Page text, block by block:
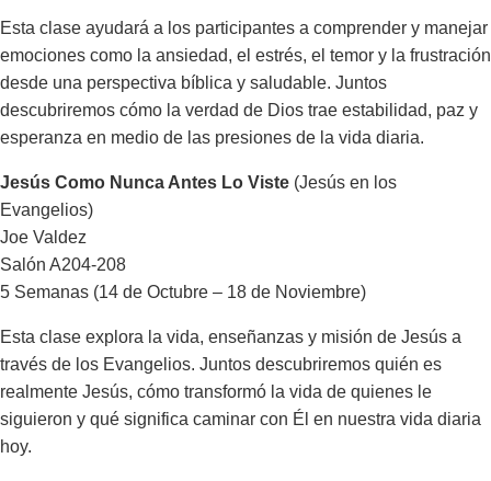
Esta clase ayudará a los participantes a comprender y manejar
emociones como la ansiedad, el estrés, el temor y la frustración
desde una perspectiva bíblica y saludable. Juntos
descubriremos cómo la verdad de Dios trae estabilidad, paz y
esperanza en medio de las presiones de la vida diaria.
Jesús Como Nunca Antes Lo Viste (Jesús en los
Evangelios)
Joe Valdez
Salón A204-208
5 Semanas (14 de Octubre – 18 de Noviembre)
Esta clase explora la vida, enseñanzas y misión de Jesús a
través de los Evangelios. Juntos descubriremos quién es
realmente Jesús, cómo transformó la vida de quienes le
siguieron y qué significa caminar con Él en nuestra vida diaria
hoy.